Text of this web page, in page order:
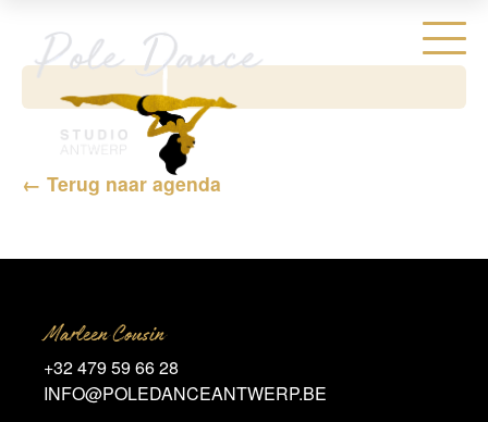
← Terug naar agenda
Marleen Cousin
+32 479 59 66 28
INFO@POLEDANCEANTWERP.BE